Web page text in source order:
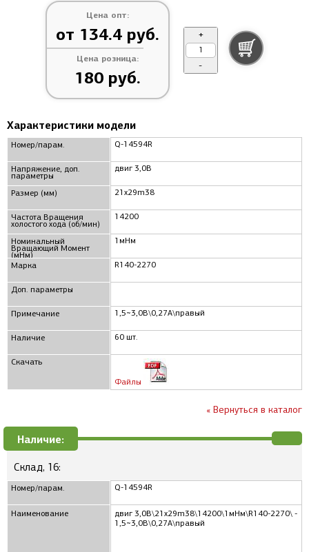
Цена опт:
от 134.4 руб.
Цена розница:
180 руб.
+
-
Характеристики модели
Номер/парам.
Напряжение, доп.
параметры
Размер (мм)
Частота Вращения
холостого хода (об/мин)
Номинальный
Вращающий Момент
(мНм)
Марка
Доп. параметры
Примечание
Наличие
Скачать
Q-14594R
двиг 3,0В
21x29m38
14200
1мНм
R140-2270
1,5~3,0В\0,27А\правый
60 шт.
Файлы
« Вернуться в каталог
Наличие:
Склад, 16:
Номер/парам.
Наименование
Q-14594R
двиг 3,0В\21x29m38\14200\1мНм\R140-2270\ -
1,5~3,0В\0,27А\правый